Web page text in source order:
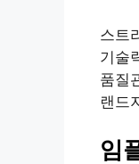
스트
기술
품질
랜드
임